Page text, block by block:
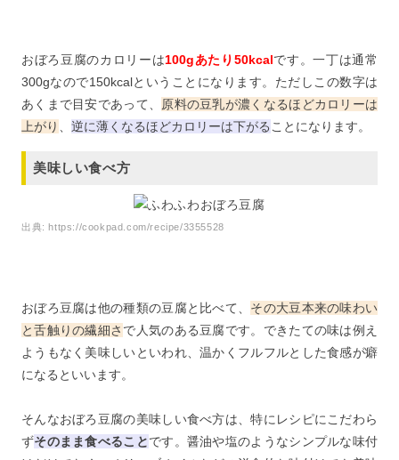
おぼろ豆腐のカロリーは100gあたり50kcalです。一丁は通常
300gなので150kcalということになります。ただしこの数字は
あくまで目安であって、
原料の豆乳が濃くなるほどカロリーは
上がり
逆に薄くなるほどカロリーは下がる ことになります。
美味しい食べ方
出典:https://cookpad.com/recipe/3355528
おぼろ豆腐は他の種類の豆腐と比べて、 その大豆本来の味わい
と舌触りの繊細さ で人気のある豆腐です。できたての味は例え
ようもなく美味しいといわれ、温かくフルフルとした食感が癖
になるといいます。
そんなおぼろ豆腐の美味しい食べ方は、特にレシピにこだわら
ずそのまま食べることです。醤油や塩のようなシンプルな味付